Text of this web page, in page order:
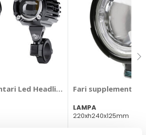
Led Headlights - MIDLAND
Fari supplementari
LAMPA
220xh240x125mm